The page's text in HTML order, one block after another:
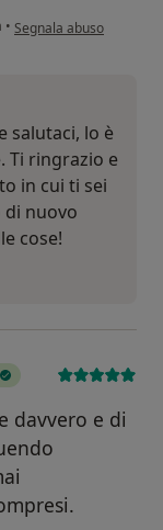
• secondo l'opinione
Segnala abuso
salutaci, lo è
Ti ringrazio e
in cui ti sei
di nuovo
cose!
davvero e di